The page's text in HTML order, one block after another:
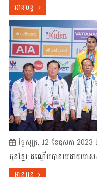
អានបន្ត
ថ្ងៃសុក្រ, 12 ខែឧសភា 2023
គុនខ្មែរ ដណ្ដើមបានមេដាយម